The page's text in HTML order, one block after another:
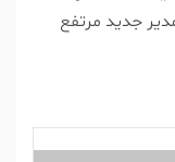
جدید مرتفع